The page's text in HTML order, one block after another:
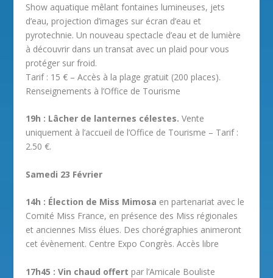
Show aquatique mêlant fontaines lumineuses, jets
d’eau, projection d’images sur écran d’eau et
pyrotechnie. Un nouveau spectacle d’eau et de lumière
à découvrir dans un transat avec un plaid pour vous
protéger sur froid.
Tarif : 15 € – Accès à la plage gratuit (200 places).
Renseignements à l’Office de Tourisme
19h : Lâcher de lanternes célestes. Vente
uniquement à l’accueil de l’Office de Tourisme – Tarif :
2.50 €.
Samedi 23 Février
14h : Élection de Miss Mimosa en partenariat avec le
Comité Miss France, en présence des Miss régionales
et anciennes Miss élues. Des chorégraphies animeront
cet évènement. Centre Expo Congrès. Accès libre
17h45 : Vin chaud offert par l’Amicale Bouliste